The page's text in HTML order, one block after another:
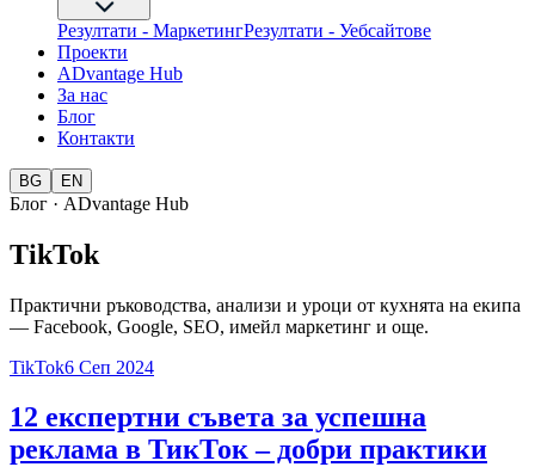
Резултати - МаркетингРезултати - Уебсайтове
Проекти
ADvantage Hub
За нас
Блог
Контакти
BG EN
Блог · ADvantage Hub
TikTok
Практични ръководства, анализи и уроци от кухнята на екипа
— Facebook, Google, SEO, имейл маркетинг и още.
TikTok6 Сеп 2024
12 експертни съвета за успешна
реклама в ТикТок – добри практики